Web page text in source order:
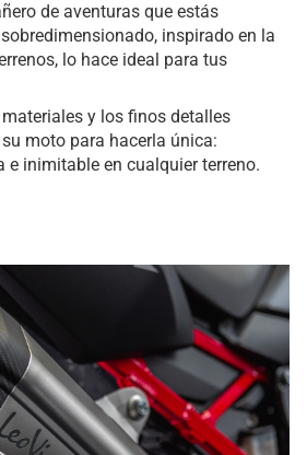
de aventuras que estás
inspirado en la
lo hace ideal para tus
y los finos detalles
moto para hacerla única:
inimitable en cualquier terreno.